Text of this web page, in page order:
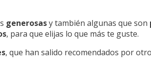
generosasy también algunas que son
, para que elijas lo que más te guste.
, que han salido recomendados por